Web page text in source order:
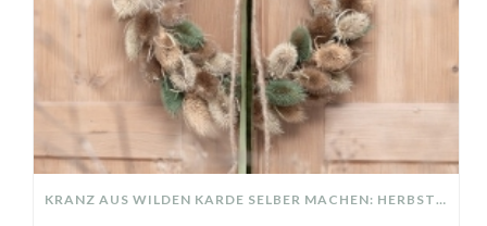
KRANZ AUS WILDEN KARDE SELBER MACHEN: HERBSTDEKO GANZ EINFACH